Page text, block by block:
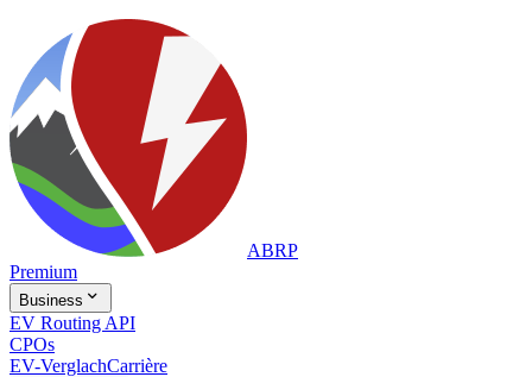
ABRP
Premium
Business 
EV Routing API
CPOs
EV-VerglachCarrière